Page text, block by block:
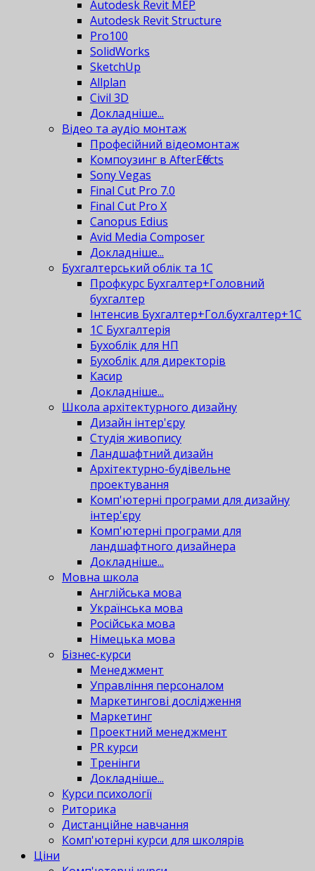
Autodesk Revit MEP
Autodesk Revit Structure
Pro100
SolidWorks
SketchUp
Allplan
Civil 3D
Докладніше...
Відео та аудіо монтаж
Професійний відеомонтаж
Компоузинг в AfterEffects
Sony Vegas
Final Cut Pro 7.0
Final Cut Pro X
Canopus Edius
Avid Media Composer
Докладніше...
Бухгалтерський облік та 1С
Профкурс Бухгалтер+Головний
бухгалтер
Інтенсив Бухгалтер+Гол.бухгалтер+1С
1С Бухгалтерія
Бухоблік для НП
Бухоблік для директорів
Касир
Докладніше...
Школа архітектурного дизайну
Дизайн інтер'єру
Студія живопису
Ландшафтний дизайн
Архітектурно-будівельне
проектування
Комп'ютерні програми для дизайну
інтер'єру
Комп'ютерні програми для
ландшафтного дизайнера
Докладніше...
Мовна школа
Англійська мова
Українська мова
Російська мова
Німецька мова
Бізнес-курси
Менеджмент
Управління персоналом
Маркетингові дослідження
Маркетинг
Проектний менеджмент
PR курси
Тренінги
Докладніше...
Курси психології
Риторика
Дистанційне навчання
Комп'ютерні курси для школярів
Ціни